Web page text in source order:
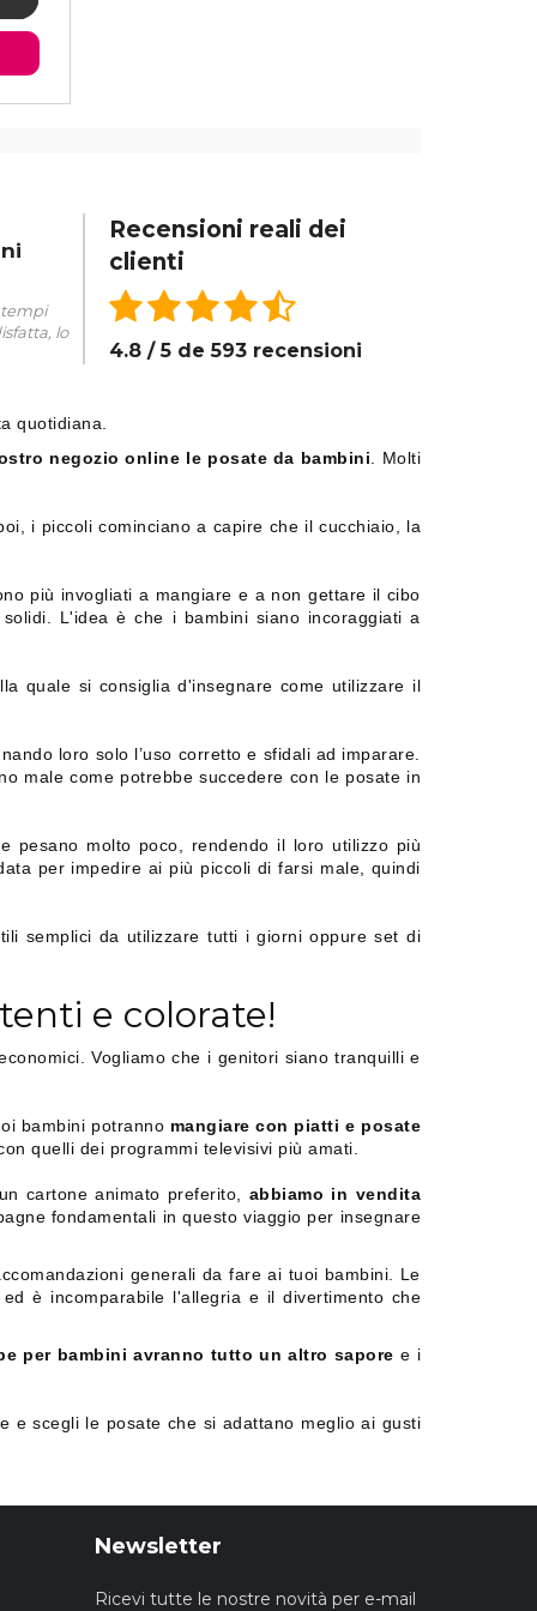
tempi
lo
Recensioni reali dei
clienti
4.8 / 5 de 593 recensioni
quotidiana.
negozio online le posate da bambini . Molti
i piccoli cominciano a capire che il cucchiaio, la
più invogliati a mangiare e a non gettare il cibo
L'idea è che i bambini siano incoraggiati a
quale si consiglia d'insegnare come utilizzare il
loro solo l’uso corretto e sfidali ad imparare.
male come potrebbe succedere con le posate in
pesano molto poco, rendendo il loro utilizzo più
per impedire ai più piccoli di farsi male, quindi
semplici da utilizzare tutti i giorni oppure set di
e colorate!
Vogliamo che i genitori siano tranquilli e
bambini potranno mangiare con piatti e posate
quelli dei programmi televisivi più amati.
cartone animato preferito, abbiamo in vendita
fondamentali in questo viaggio per insegnare
generali da fare ai tuoi bambini. Le
è incomparabile l'allegria e il divertimento che
per bambini avranno tutto un altro sapore e i
e scegli le posate che si adattano meglio ai gusti
Newsletter
Ricevi tutte le nostre novità per e-mail